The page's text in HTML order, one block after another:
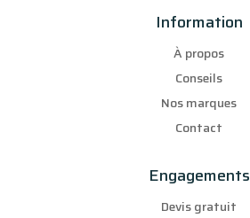
Information
À propos
Conseils
Nos marques
Contact
Engagements
Devis gratuit